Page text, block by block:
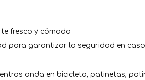
fresco y cómodo
para garantizar la seguridad en
anda en bicicleta, patinetas,